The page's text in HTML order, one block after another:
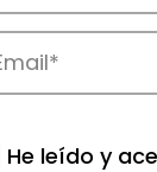
He leído y